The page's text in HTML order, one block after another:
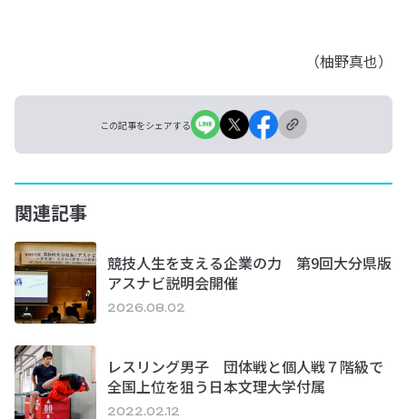
（柚野真也）
この記事をシェアする
関連記事
競技人生を支える企業の力 第9回大分県版
アスナビ説明会開催
2026.08.02
レスリング男子 団体戦と個人戦７階級で
全国上位を狙う日本文理大学付属
2022.02.12